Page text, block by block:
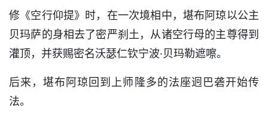
修《空行仰提》时，在一次境相中，堪布阿琼以公主
贝玛萨的身相去了密严刹土，从诸空行母的主尊得到
灌顶，并获赐密名沃瑟仁钦宁波·贝玛勒遮嚓。
后来，堪布阿琼回到上师隆多的法座迥巴砻开始传
法。